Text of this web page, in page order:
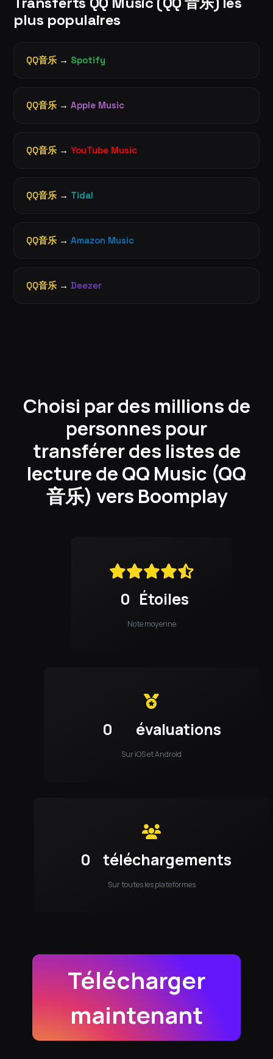
plus populaires
QQ音乐 → Spotify
QQ音乐 → Apple Music
QQ音乐 → YouTube Music
QQ音乐 → Tidal
QQ音乐 → Amazon Music
QQ音乐 → Deezer
Choisi par des millions de
personnes pour
transférer des listes de
lecture de QQ Music (QQ
音乐) vers Boomplay
0 Étoiles
Note moyenne
0 évaluations
Sur iOS et Android
0 téléchargements
Sur toutes les plateformes
Télécharger
maintenant